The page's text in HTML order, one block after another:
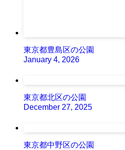
東京都豊島区の公園
January 4, 2026
東京都北区の公園
December 27, 2025
東京都中野区の公園